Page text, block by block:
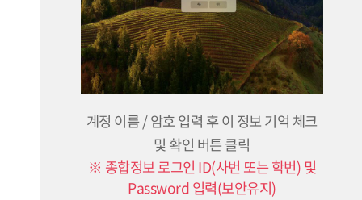
계정 이름 / 암호 입력 후 이 정보 기억 체크
및 확인 버튼 클릭
※ 종합정보 로그인 ID(사번 또는 학번) 및
Password 입력(보안유지)